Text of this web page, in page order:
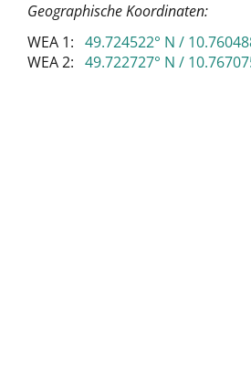
Geographische Koordinaten:
WEA 1: 49.724522° N /
WEA 2: 49.722727° N /